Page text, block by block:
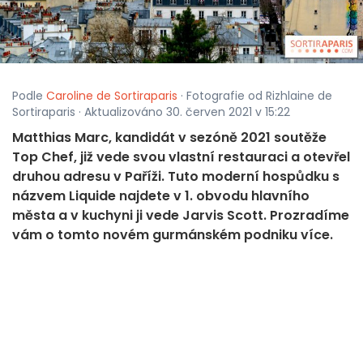
Podle Caroline de Sortiraparis · Fotografie od Rizhlaine de
Sortiraparis · Aktualizováno 30. červen 2021 v 15:22
Matthias Marc, kandidát v sezóně 2021 soutěže
Top Chef, již vede svou vlastní restauraci a otevřel
druhou adresu v Paříži. Tuto moderní hospůdku s
názvem Liquide najdete v 1. obvodu hlavního
města a v kuchyni ji vede Jarvis Scott. Prozradíme
vám o tomto novém gurmánském podniku více.